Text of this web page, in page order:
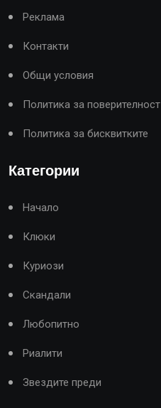
Реклама
Контакти
Общи условия
Политика за поверителност
Политика за бисквитките
Категории
Начало
Клюки
Куриози
Скандали
Любопитно
Риалити
Звездите преди